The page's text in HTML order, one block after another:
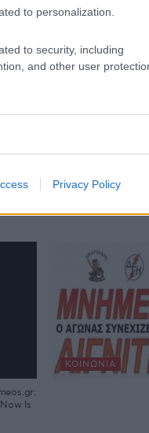
to personalization.
to security, including
and other user
Privacy Policy
Is
ΚΟΙΝΩΝΊΑ